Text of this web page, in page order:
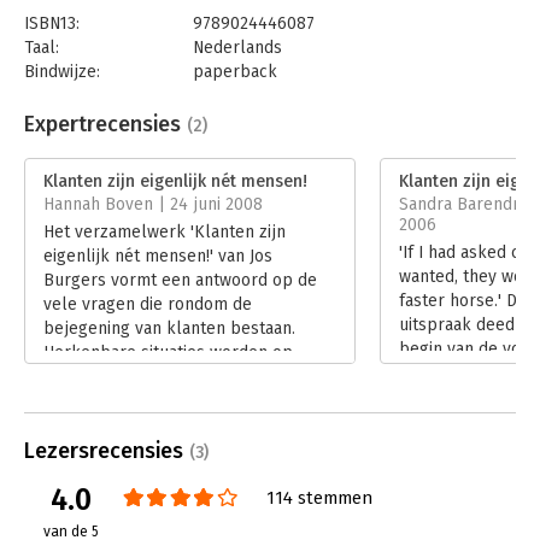
ISBN13:
9789024446087
Taal:
Nederlands
Bindwijze:
paperback
Uitgever:
Boom
Verschijningsdatum:
15-7-2021
Hoofdrubriek: Marketing
Expertrecensies (2)
Klanten zijn eigenlijk nét mensen!
Hannah Boven | 24 juni 2008
Het verzamelwerk 'Klanten zijn
eigenlijk nét mensen!' van Jos
Burgers vormt een antwoord op de
vele vragen die rondom de
bejegening van klanten bestaan.
Herkenbare situaties worden op
openers opgesomd.
Klanten zijn
Sandra
2006
'If I had asked
wanted, they
faster horse.'
uitspraak deed
begin van de
Lezersrecensies (3)
4.0
van de 5
114 stemmen